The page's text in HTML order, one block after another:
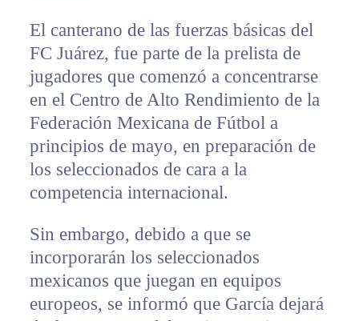
El canterano de las fuerzas básicas del
FC Juárez, fue parte de la prelista de
jugadores que comenzó a concentrarse
en el Centro de Alto Rendimiento de la
Federación Mexicana de Fútbol a
principios de mayo, en preparación de
los seleccionados de cara a la
competencia internacional.
Sin embargo, debido a que se
incorporarán los seleccionados
mexicanos que juegan en equipos
europeos, se informó que García dejará